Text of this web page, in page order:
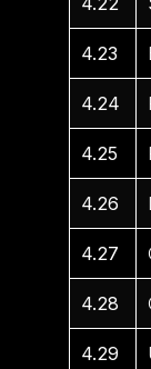
4.23
4.24
4.25
4.26
4.27
4.28
4.29